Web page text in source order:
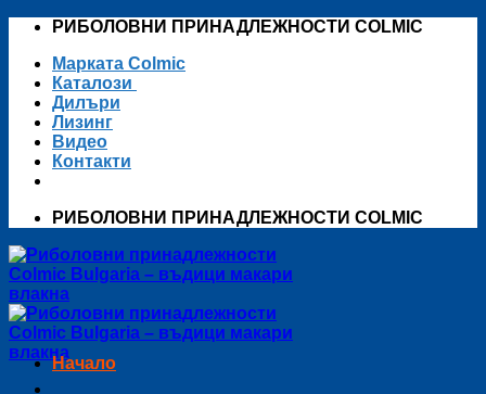
Skip
content
РИБОЛОВНИ ПРИНАДЛЕЖНОСТИ COLMIC
Марката Colmic
Каталози
Дилъри
Лизинг
Видео
Контакти
РИБОЛОВНИ ПРИНАДЛЕЖНОСТИ COLMIC
Начало